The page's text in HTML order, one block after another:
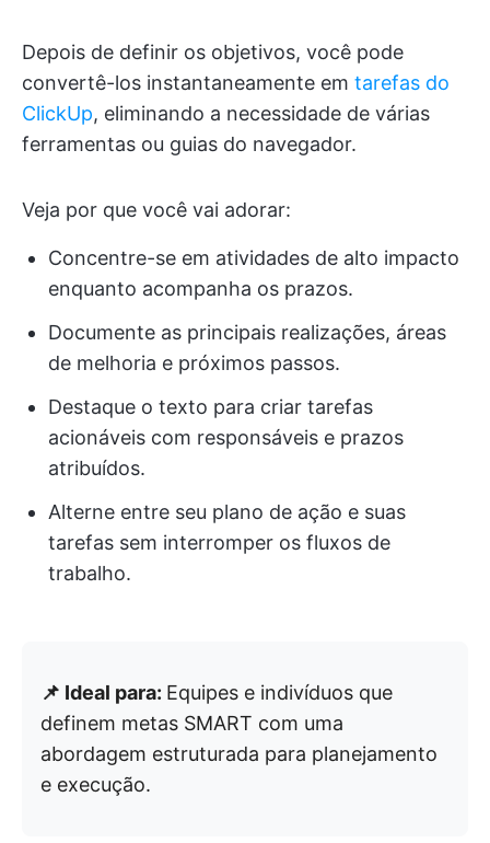
Depois de definir os objetivos, você pode
convertê-los instantaneamente em tarefas do
ClickUp, eliminando a necessidade de várias
ferramentas ou guias do navegador.
Veja por que você vai adorar:
Concentre-se em atividades de alto impacto
enquanto acompanha os prazos.
Documente as principais realizações, áreas
de melhoria e próximos passos.
Destaque o texto para criar tarefas
acionáveis com responsáveis e prazos
atribuídos.
Alterne entre seu plano de ação e suas
tarefas sem interromper os fluxos de
trabalho.
📌 Ideal para: Equipes e indivíduos que
definem metas SMART com uma
abordagem estruturada para planejamento
e execução.